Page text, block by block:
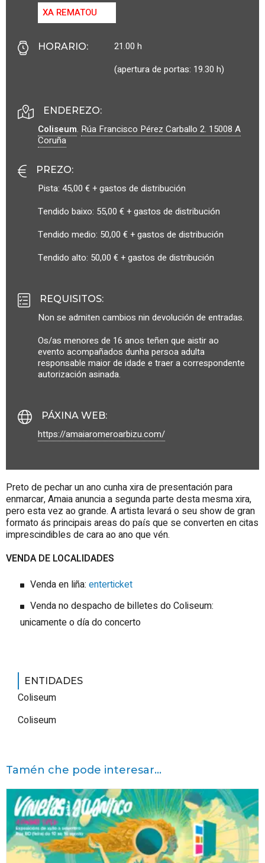
XA REMATOU
HORARIO:
21.00 h
(apertura de portas: 19.30 h)
ENDEREZO:
Coliseum. Rúa Francisco Pérez Carballo 2. 15008 A
Coruña
PREZO:
Pista: 45,00 € + gastos de distribución
Tendido baixo: 55,00 € + gastos de distribución
Tendido medio: 50,00 € + gastos de distribución
Tendido alto: 50,00 € + gastos de distribución
REQUISITOS:
Non se admiten cambios nin devolución de entradas.
Os/as menores de 16 anos teñen que aistir ao
evento acompañados dunha persoa adulta
responsable maior de idade e traer a correspondente
autorización asinada.
PÁXINA WEB:
https://amaiaromeroarbizu.com/
Preto de pechar un ano cunha xira de presentación para
enmarcar, Amaia anuncia a segunda parte desta mesma xira,
pero esta vez ao grande. A artista levará o seu show de gran
formato ás principais areas do país que se converten en citas
imprescindibles de cara ao ano que vén.
VENDA DE LOCALIDADES
Venda en liña: enterticket
Venda no despacho de billetes do Coliseum:
unicamente o día do concerto
ENTIDADES
Coliseum
Coliseum
Tamén che pode interesar...